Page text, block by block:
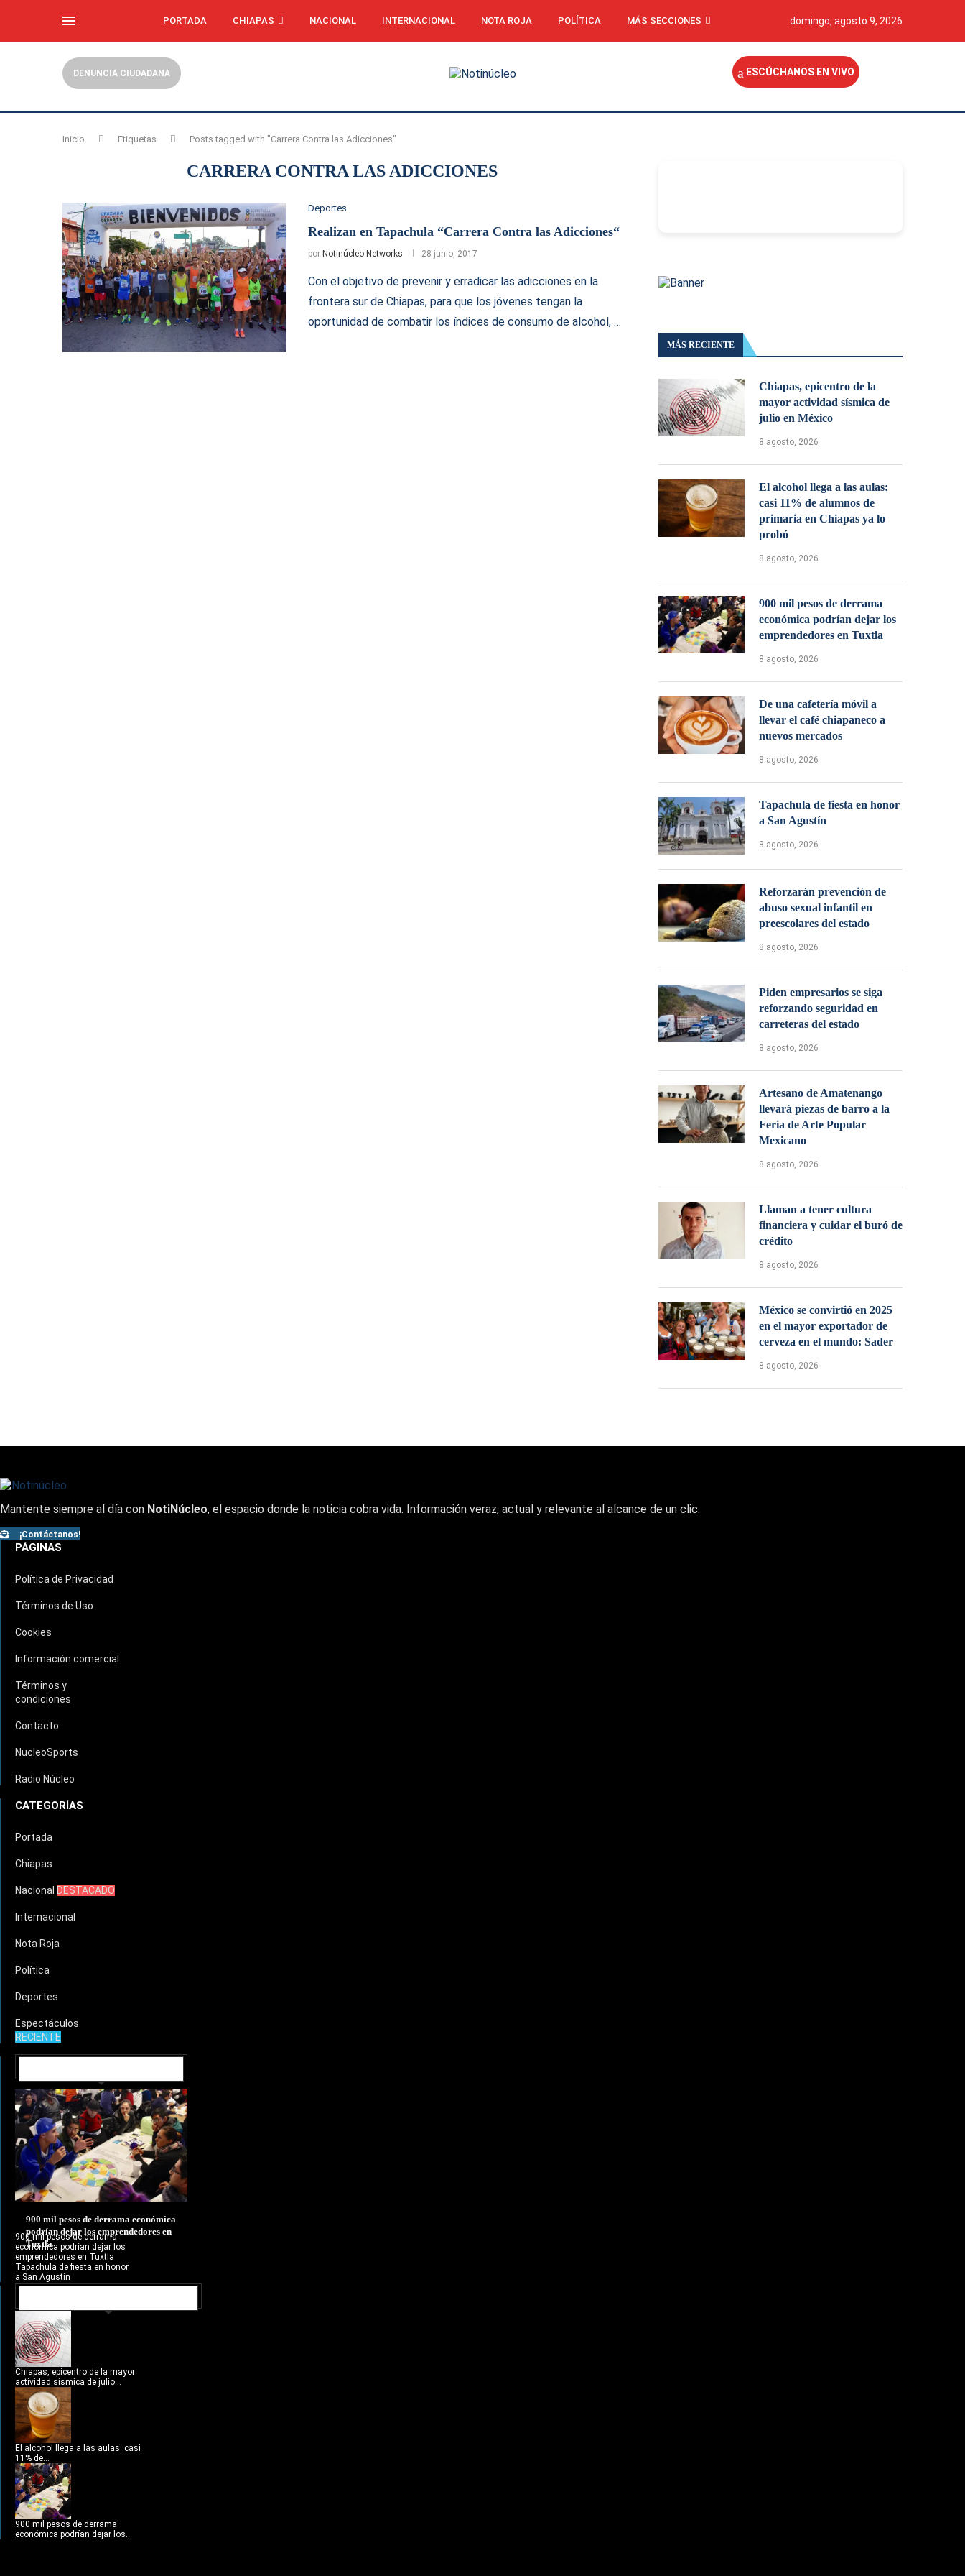
PORTADA CHIAPAS NACIONAL INTERNACIONAL NOTA ROJA POLÍTICA MÁS SECCIONES domingo, agosto 9, 2026
DENUNCIA CIUDADANA ESCÚCHANOS EN VIVO
Inicio Etiquetas Posts tagged with "Carrera Contra las Adicciones"
CARRERA CONTRA LAS ADICCIONES
Deportes
Realizan en Tapachula “Carrera Contra las Adicciones“
por Notinúcleo Networks 28 junio, 2017
Con el objetivo de prevenir y erradicar las adicciones en la
frontera sur de Chiapas, para que los jóvenes tengan la
oportunidad de combatir los índices de consumo de alcohol, …
MÁS RECIENTE
Chiapas, epicentro de la
mayor actividad sísmica de
julio en México
8 agosto, 2026
El alcohol llega a las aulas:
casi 11% de alumnos de
primaria en Chiapas ya lo
probó
8 agosto, 2026
900 mil pesos de derrama
económica podrían dejar los
emprendedores en Tuxtla
8 agosto, 2026
De una cafetería móvil a
llevar el café chiapaneco a
nuevos mercados
8 agosto, 2026
Tapachula de fiesta en honor
a San Agustín
8 agosto, 2026
Reforzarán prevención de
abuso sexual infantil en
preescolares del estado
8 agosto, 2026
Piden empresarios se siga
reforzando seguridad en
carreteras del estado
8 agosto, 2026
Artesano de Amatenango
llevará piezas de barro a la
Feria de Arte Popular
Mexicano
8 agosto, 2026
Llaman a tener cultura
financiera y cuidar el buró de
crédito
8 agosto, 2026
México se convirtió en 2025
en el mayor exportador de
cerveza en el mundo: Sader
8 agosto, 2026
Mantente siempre al día con NotiNúcleo, el espacio donde la noticia cobra vida. Información veraz, actual y relevante al alcance de un clic.
¡Contáctanos!
PÁGINAS
Política de Privacidad
Términos de Uso
Cookies
Información comercial
Términos y
condiciones
Contacto
NucleoSports
Radio Núcleo
CATEGORÍAS
Portada
Chiapas
Nacional DESTACADO
Internacional
Nota Roja
Política
Deportes
Espectáculos
RECIENTE
900 mil pesos de derrama económica
podrían dejar los emprendedores en
Tuxtla
900 mil pesos de derrama
económica podrían dejar los
emprendedores en Tuxtla
Tapachula de fiesta en honor
a San Agustín
Chiapas, epicentro de la mayor
actividad sísmica de julio...
El alcohol llega a las aulas: casi
11% de...
900 mil pesos de derrama
económica podrían dejar los...